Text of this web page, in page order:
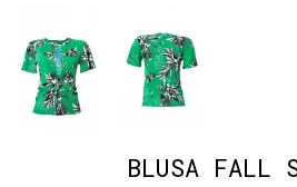
BLUSA FALL